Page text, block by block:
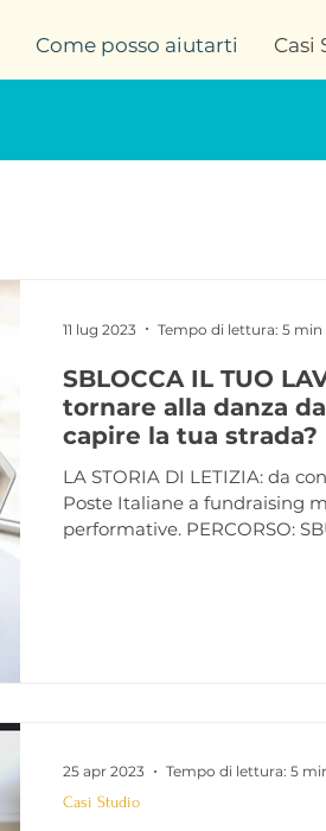
Come posso aiutarti Casi
SBLOCCA IL TUO
tornare alla danza
capire la tua strada?
LA STORIA DI LETIZIA: da
Poste Italiane a fundraising
performative.
11 lug 2023 Tempo di lettura: 5 min
Casi Studio
25 apr 2023 Tempo di lettura: 5